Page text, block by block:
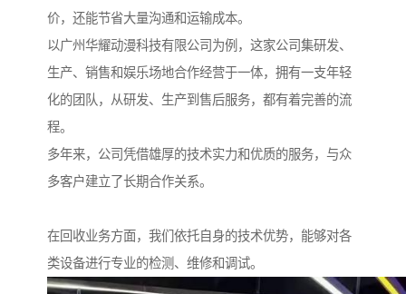
价，还能节省大量沟通和运输成本。
以广州华耀动漫科技有限公司为例，这家公司集研发、
生产、销售和娱乐场地合作经营于一体，拥有一支年轻
化的团队，从研发、生产到售后服务，都有着完善的流
程。
多年来，公司凭借雄厚的技术实力和优质的服务，与众
多客户建立了长期合作关系。
在回收业务方面，我们依托自身的技术优势，能够对各
类设备进行专业的检测、维修和调试。